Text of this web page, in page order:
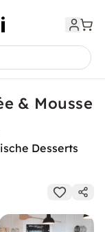
& Mousse
Desserts